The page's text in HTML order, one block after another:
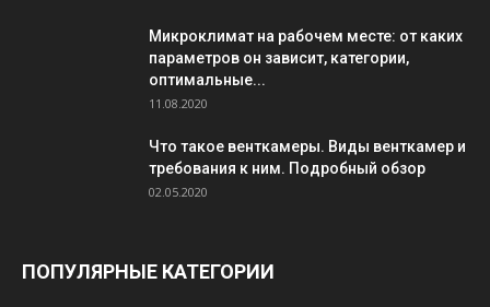
Микроклимат на рабочем месте: от каких
параметров он зависит, категории,
оптимальные...
11.08.2020
Что такое венткамеры. Виды венткамер и
требования к ним. Подробный обзор
02.05.2020
ПОПУЛЯРНЫЕ КАТЕГОРИИ